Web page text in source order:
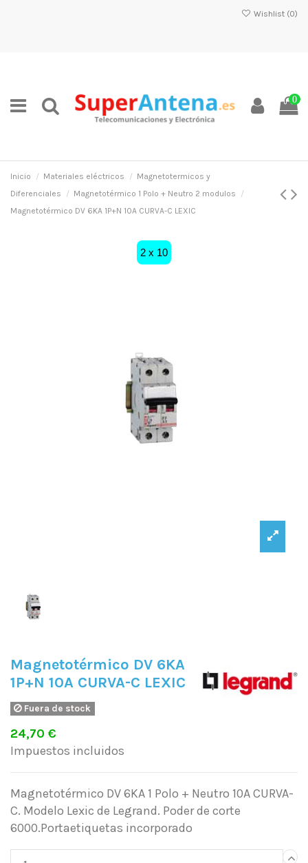
Wishlist (0)
0
Inicio Materiales eléctricos
Magnetotermicos y
Diferenciales
Magnetotérmico 1 Polo + Neutro 2 modulos
Magnetotérmico DV 6KA 1P+N 10A CURVA-C LEXIC
2 x 10
Magnetotérmico DV 6KA
1P+N 10A CURVA-C LEXIC
Fuera de stock
24,70 €
Impuestos incluidos
Magnetotérmico DV 6KA 1 Polo + Neutro 10A CURVA-
C. Modelo Lexic de Legrand. Poder de corte
6000.Portaetiquetas incorporado